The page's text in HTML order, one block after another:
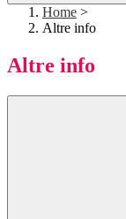
Home >
Altre info
Altre info